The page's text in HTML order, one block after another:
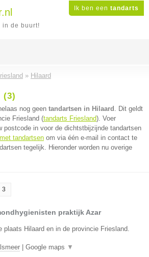
Ik ben een tandarts
in de buurt!
» Hilaard
(3)
nog geen tandartsen in Hilaard . Dit geldt
Friesland (tandarts Friesland). Voer
postcode in voor de dichtstbijzijnde tandartsen
tandartsen om via één e-mail in contact te
tegelijk. Hieronder worden nu overige
3
praktijk Azar
plaats Hilaard en in de provincie Friesland.
Google maps ▼